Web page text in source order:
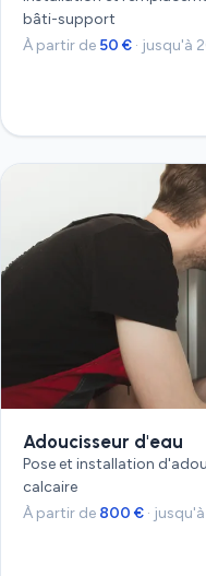
bâti-support
À partir de 50 € · jusqu'à
Adoucisseur d'eau
Pose et installation
calcaire
À partir de 800 € ·